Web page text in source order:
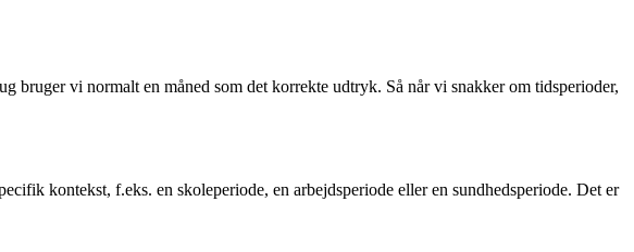
vi normalt en måned som det korrekte udtryk. Så når vi snakker om tidsperioder,
kontekst, f.eks. en skoleperiode, en arbejdsperiode eller en sundhedsperiode. Det er